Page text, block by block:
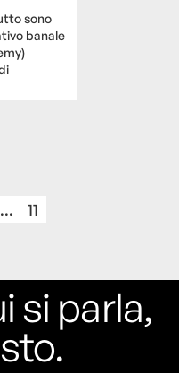
sono
banale
... 11
si parla,